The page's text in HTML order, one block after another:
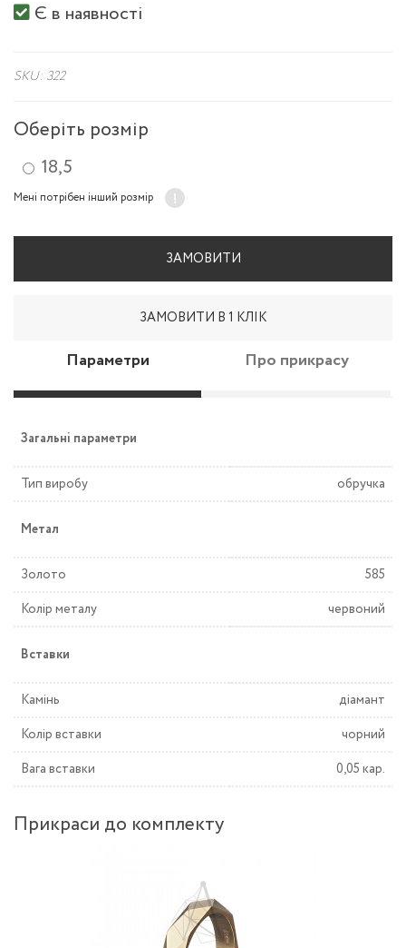
Є в наявності
SKU: 322
Оберіть розмір
18,5
Мені потрібен інший розмір
ЗАМОВИТИ
ЗАМОВИТИ В 1 КЛІК
Параметри Про прикрасу
Загальні параметри
Тип виробу обручка
Метал
Золото
585
Колір металу
червоний
Вставки
Камінь
діамант
Колір вставки
чорний
Вага вставки
0,05 кар.
Прикраси до комплекту